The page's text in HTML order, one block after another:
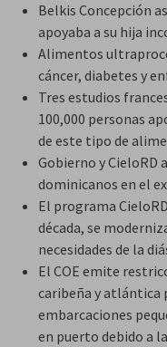
Belkis Concepción
apoyaba a su hija
Alimentos
cáncer, diabetes y
Tres estudios
100,000 personas
de este tipo de
Gobierno y CieloRD
dominicanos en el
El programa
década, se
necesidades de la
El COE emite
caribeña y atlántica
embarcaciones
en puerto debido a